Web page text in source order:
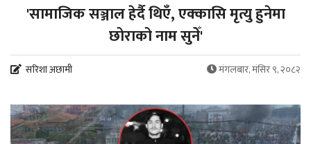
'सामाजिक सञ्जाल हेर्दै थिएँ, एक्कासि मृत्यु हुनेमा
छोराको नाम सुनेँ'
सरिशा अछामी मंगलबार, मंसिर ९, २०८२